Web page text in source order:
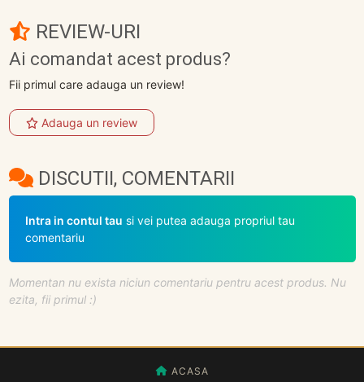
REVIEW-URI
Ai comandat acest produs?
Fii primul care adauga un review!
Adauga un review
DISCUTII, COMENTARII
Intra in contul tau si vei putea adauga propriul tau
comentariu
Momentan nu exista niciun comentariu pentru acest produs. Nu
ezita, fii primul :)
ACASA